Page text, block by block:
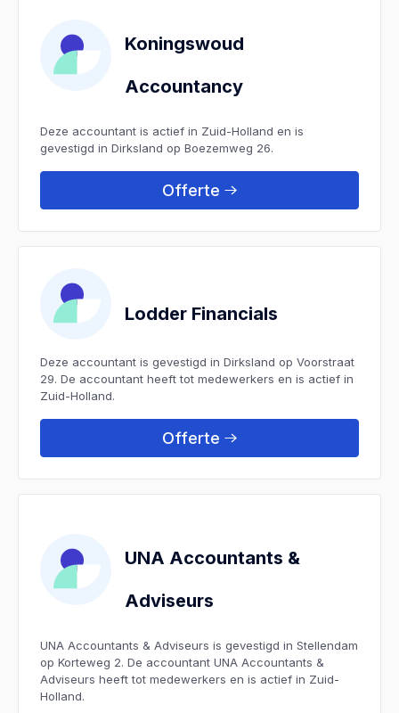
Koningswoud
Accountancy
Deze accountant is actief in Zuid-Holland en is
gevestigd in Dirksland op Boezemweg 26.
Offerte
Lodder Financials
Deze accountant is gevestigd in Dirksland op Voorstraat
29. De accountant heeft tot medewerkers en is actief in
Zuid-Holland.
Offerte
UNA Accountants &
Adviseurs
UNA Accountants & Adviseurs is gevestigd in Stellendam
op Korteweg 2. De accountant UNA Accountants &
Adviseurs heeft tot medewerkers en is actief in Zuid-
Holland.